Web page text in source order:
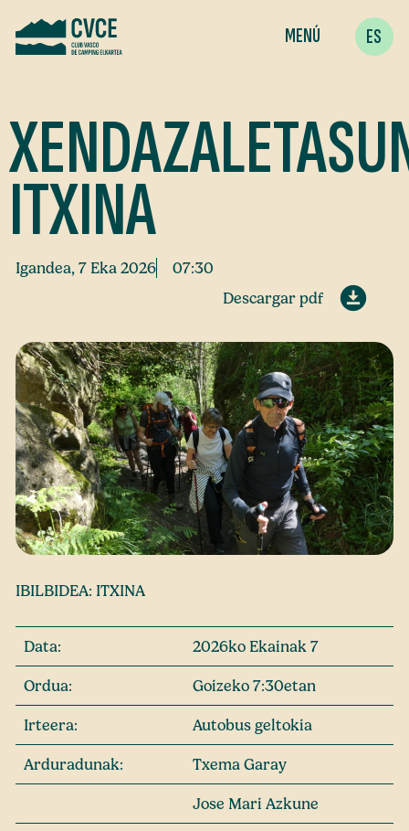
MENÚ ES
ITXINA
Igandea, 7 Eka 2026
07:30
Descargar pdf
IBILBIDEA: ITXINA
Data: 2026ko Ekainak 7
Ordua: Goizeko 7:30etan
Irteera: Autobus geltokia
Arduradunak: Txema Garay
Jose Mari Azkune